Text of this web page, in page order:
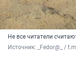
Не все читатели
Источник:
_Fedor@_ /